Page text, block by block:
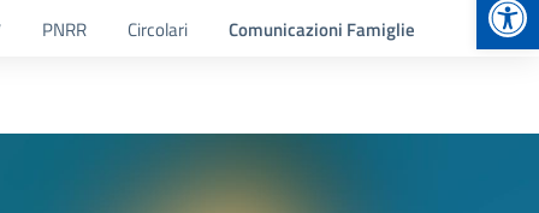
PNRR Circolari Comunicazioni Famiglie